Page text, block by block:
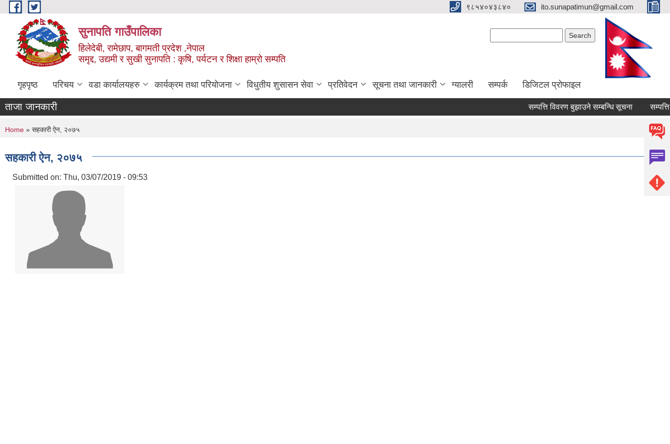
Skip to main content ९८५४०४३८४० ito.sunapatimun@gmail.com
सुनापति गाउँपालिका
हिलेदेबी, रामेछाप, बागमती प्रदेश ,नेपाल
समृद्द, उद्यमी र सुखी सुनापति : कृषि, पर्यटन र शिक्षा हाम्रो सम्पति
गृहपृष्ठ परिचय वडा कार्यालयहरु कार्यक्रम तथा परियोजना विधुतीय शुसासन सेवा प्रतिवेदन सूचना तथा जानकारी ग्यालरी सम्पर्क डिजिटल प्रोफाइल
ताजा जानकारी सम्पत्ति विवरण बुझाउने सम्बन्धि सूचना सम्पत्ति
You are here
Home » सहकारी ऐन, २०७५
सहकारी ऐन, २०७५
Submitted on: Thu, 03/07/2019 - 09:53